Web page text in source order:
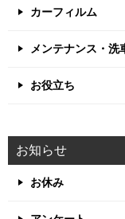
カーフィルム
メンテナンス・洗
お役立ち
お知らせ
お休み